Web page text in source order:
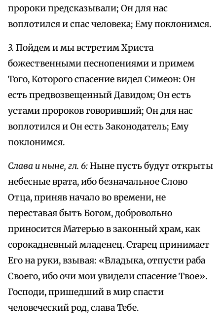
пророки предсказывали; Он для нас
воплотился и спас человека; Ему поклонимся.
3. Пойдем и мы встретим Христа
божественными песнопениями и примем
Того, Которого спасение видел Симеон: Он
есть предвозвещенный Давидом; Он есть
устами пророков говоривший; Он для нас
воплотился и Он есть Законодатель; Ему
поклонимся.
Слава и ныне, гл. 6:Ныне пусть будут открыты
небесные врата, ибо безначальное Слово
Отца, приняв начало во времени, не
переставая быть Богом, добровольно
приносится Матерью в законный храм, как
сорокадневный младенец. Старец принимает
Его на руки, взывая: «Владыка, отпусти раба
Своего, ибо очи мои увидели спасение Твое».
Господи, пришедший в мир спасти
человеческий род, слава Тебе.